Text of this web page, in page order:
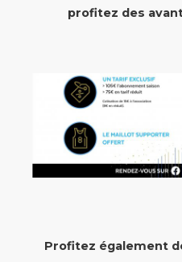
profitez des
Profitez également